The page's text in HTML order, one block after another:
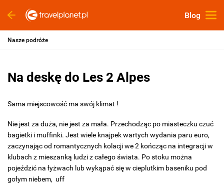
Blog
Nasze podróże
Na deskę do Les 2 Alpes
Sama miejscowość ma swój klimat !
Nie jest za duża, nie jest za mała. Przechodząc po miasteczku czuć
bagietki i muffinki. Jest wiele knajpek wartych wydania paru euro,
zaczynając od romantycznych kolacji we 2 kończąc na integracji w
klubach z mieszanką ludzi z całego świata. Po stoku można
pojeździć na łyżwach lub wykąpać się w cieplutkim baseniku pod
gołym niebem, uff